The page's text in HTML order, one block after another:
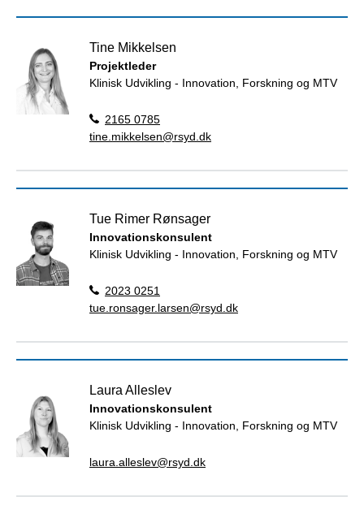
Tine Mikkelsen
Projektleder
Klinisk Udvikling - Innovation, Forskning og MTV
2165 0785
tine.mikkelsen@rsyd.dk
Tue Rimer Rønsager
Innovationskonsulent
Klinisk Udvikling - Innovation, Forskning og MTV
2023 0251
tue.ronsager.larsen@rsyd.dk
Laura Alleslev
Innovationskonsulent
Klinisk Udvikling - Innovation, Forskning og MTV
laura.alleslev@rsyd.dk